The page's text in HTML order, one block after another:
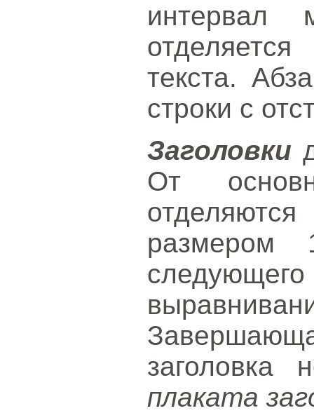
текста.
строки с
Заголовки
От
заголовка
плаката